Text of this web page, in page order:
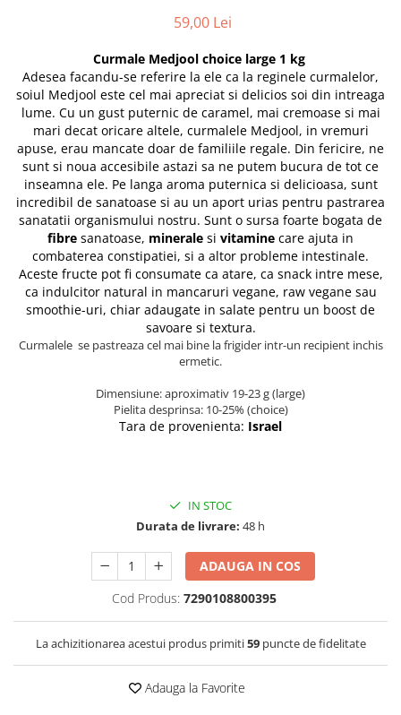
TOATE PRODUSELE
59,00 Lei
Curmale Medjool choice large 1 kg
Adesea facandu-se referire la ele ca la reginele curmalelor,
soiul Medjool este cel mai apreciat si delicios soi din intreaga
lume. Cu un gust puternic de caramel, mai cremoase si mai
mari decat oricare altele, curmalele Medjool, in vremuri
apuse, erau mancate doar de familiile regale. Din fericire, ne
sunt si noua accesibile astazi sa ne putem bucura de tot ce
inseamna ele. Pe langa aroma puternica si delicioasa, sunt
incredibil de sanatoase si au un aport urias pentru pastrarea
sanatatii organismului nostru. Sunt o sursa foarte bogata de
fibre sanatoase, minerale si vitamine care ajuta in
combaterea constipatiei, si a altor probleme intestinale.
Aceste fructe pot fi consumate ca atare, ca snack intre mese,
ca indulcitor natural in mancaruri vegane, raw vegane sau
smoothie-uri, chiar adaugate in salate pentru un boost de
savoare si textura.
Curmalele se pastreaza cel mai bine la frigider intr-un recipient inchis
ermetic.
Dimensiune: aproximativ 19-23 g (large)
Pielita desprinsa: 10-25% (choice)
Tara de provenienta: Israel
IN STOC
Durata de livrare: 48 h
ADAUGA IN COS
Cod Produs: 7290108800395
La achizitionarea acestui produs primiti59puncte de fidelitate
Adauga la Favorite